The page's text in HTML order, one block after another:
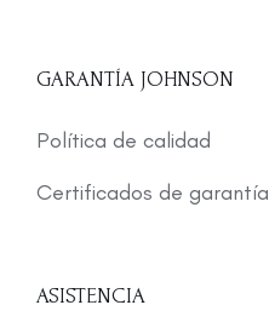
GARANTÍA JOHNSON
Política de calidad
Certificados de garantía
ASISTENCIA